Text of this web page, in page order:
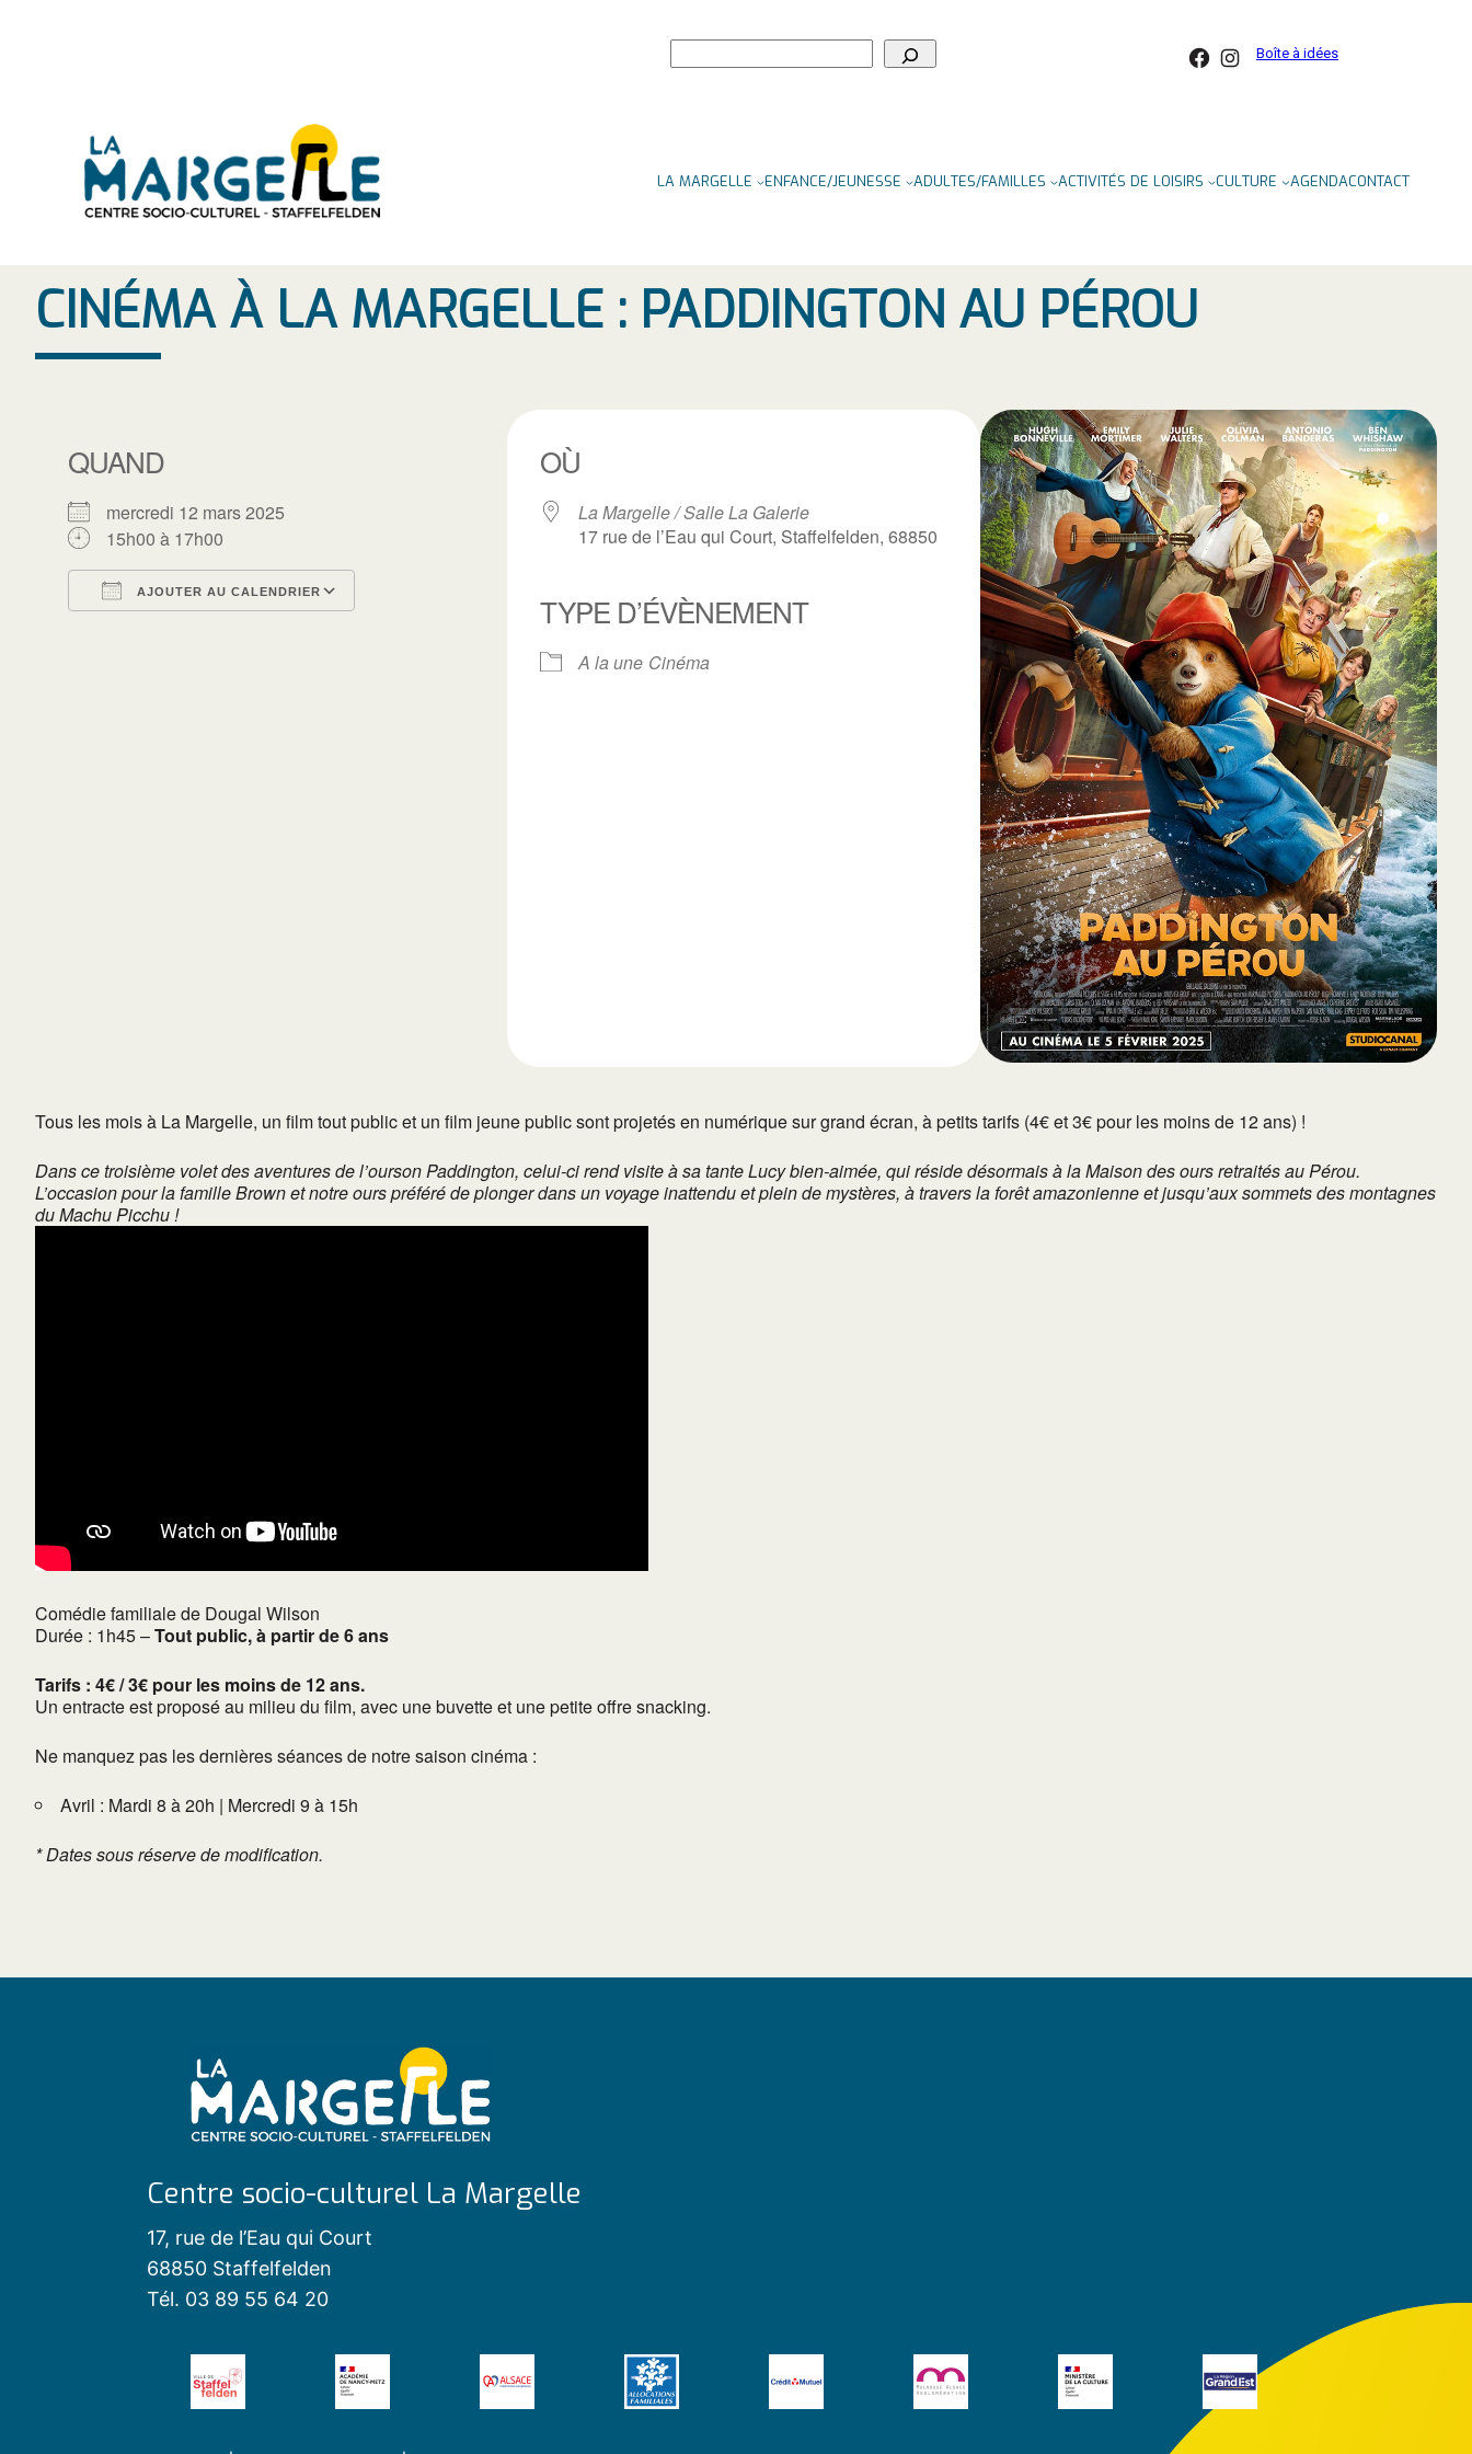
Facebook
Instagram
Boîte à idées
LA MARGELLE ENFANCE/JEUNESSE ADULTES/FAMILLES ACTIVITÉS DE LOISIRS CULTURE AGENDACONTACT
CINÉMA À LA MARGELLE : PADDINGTON AU PÉROU
QUAND
mercredi 12 mars 2025
15h00 à 17h00
AJOUTER AU CALENDRIER
iCalendar Office 365 Outlook Live
OÙ
La Margelle / Salle La Galerie
17 rue de l’Eau qui Court, Staffelfelden, 68850
TYPE D’ÉVÈNEMENT
A la une Cinéma
Tous les mois à La Margelle, un film tout public et un film jeune public sont projetés en numérique sur grand écran, à petits tarifs (4€ et 3€ pour les moins de 12 ans) !
Dans ce troisième volet des aventures de l’ourson Paddington, celui-ci rend visite à sa tante Lucy bien-aimée, qui réside désormais à la Maison des ours retraités au Pérou.
L’occasion pour la famille Brown et notre ours préféré de plonger dans un voyage inattendu et plein de mystères, à travers la forêt amazonienne et jusqu’aux sommets des montagnes
du Machu Picchu !
Comédie familiale de Dougal Wilson
Durée : 1h45 –Tout public, à partir de 6 ans
Tarifs : 4€ / 3€ pour les moins de 12 ans.
Un entracte est proposé au milieu du film, avec une buvette et une petite offre snacking.
Ne manquez pas les dernières séances de notre saison cinéma :
Avril : Mardi 8 à 20h | Mercredi 9 à 15h
* Dates sous réserve de modification.
Centre socio-culturel La Margelle
17, rue de l’Eau qui Court
68850 Staffelfelden
Tél. 03 89 55 64 20